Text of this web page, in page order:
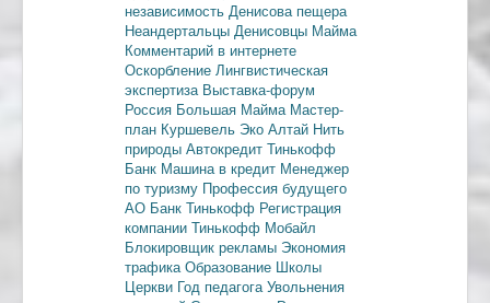
независимость Денисова пещера
Неандертальцы Денисовцы Майма
Комментарий в интернете
Оскорбление Лингвистическая
экспертиза Выставка-форум
Россия Большая Майма Мастер-
план Куршевель Эко Алтай Нить
природы Автокредит Тинькофф
Банк Машина в кредит Менеджер
по туризму Профессия будущего
АО Банк Тинькофф Регистрация
компании Тинькофф Мобайл
Блокировщик рекламы Экономия
трафикаОбразование Школы
Церкви Год педагогаУвольнения